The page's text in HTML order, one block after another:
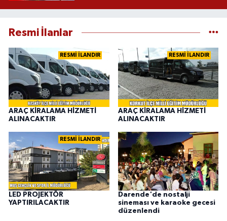
Resmi İlanlar
RESMİ İLANDIR
ARAÇ KİRALAMA HİZMETİ
ALINACAKTIR
RESMİ İLANDIR
ARAÇ KİRALAMA HİZMETİ
ALINACAKTIR
RESMİ İLANDIR
LED PROJEKTÖR
YAPTIRILACAKTIR
Darende'de nostalji
sineması ve karaoke gecesi
düzenlendi